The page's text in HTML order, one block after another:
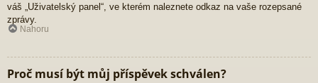
váš „Uživatelský panel“, ve kterém naleznete odkaz na vaše rozepsané
zprávy.
Nahoru
Proč musí být můj příspěvek schválen?